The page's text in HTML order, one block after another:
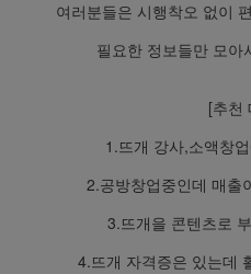
여러분들은 시행착오 없이
필요한 정보들만 모아
[추천
1.뜨개 강사,소액창
2.공방창업중인데 매출
3.뜨개을 콘텐츠로
4.뜨개 자격증은 있는데